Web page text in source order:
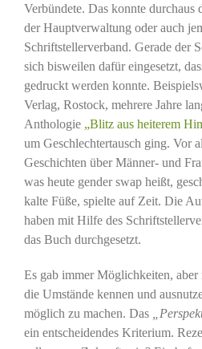
Verbündete. Das konnte durchaus
der Hauptverwaltung oder auch
Schriftstellerverband. Gerade der
sich bisweilen dafür eingesetzt,
gedruckt werden konnte.
Verlag, Rostock, mehrere Jahre
Anthologie „Blitz aus heiterem
um Geschlechtertausch ging. Vor
Geschichten über Männer- und
was heute gender swap heißt,
kalte Füße, spielte auf Zeit. Die
haben mit Hilfe des
das Buch durchgesetzt.
Es gab immer Möglichkeiten, aber
die Umstände kennen und
möglich zu machen. Das
ein entscheidendes Kriterium.